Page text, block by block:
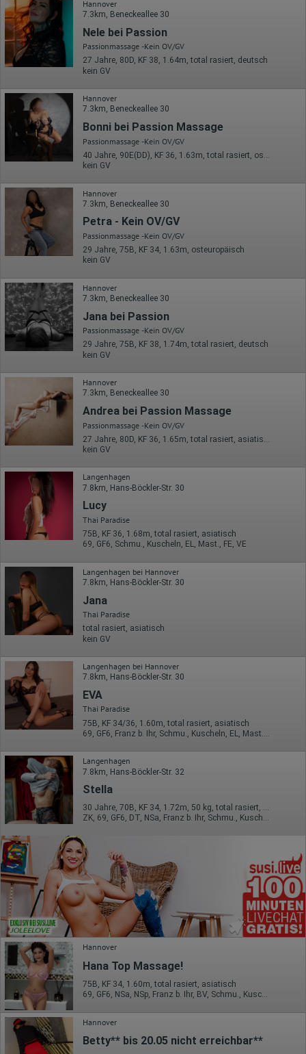
Hannover
7.3km, Beneckeallee 30
Nele bei Passion
Passionmassage -Kein OV/GV
27 Jahre, 80D, KF 38, 1.64m, total rasiert, deutsch
kein GV
Hannover
7.3km, Beneckeallee 30
Bonni bei Passion Massage
Passionmassage -Kein OV/GV
kein GV
Hannover
7.3km, Beneckeallee 30
Petra - Kein OV/GV
Passionmassage -Kein OV/GV
29 Jahre, 75B, KF 34, 1.63m, osteuropäisch
kein GV
Hannover
7.3km, Beneckeallee 30
Jana bei Passion
Passionmassage -Kein OV/GV
29 Jahre, 75B, KF 38, 1.74m, total rasiert, deutsch
kein GV
Hannover
7.3km, Beneckeallee 30
Andrea bei Passion Massage
Passionmassage -Kein OV/GV
kein GV
Langenhagen
7.8km, Hans-Böckler-Str. 30
Lucy
Thai Paradise
75B, KF 36, 1.68m, total rasiert, asiatisch
69, GF6, Schmu., Kuscheln, EL, Mast., FE, VE
Langenhagen bei Hannover
7.8km, Hans-Böckler-Str. 30
Jana
Thai Paradise
total rasiert, asiatisch
kein GV
Langenhagen bei Hannover
7.8km, Hans-Böckler-Str. 30
EVA
Thai Paradise
75B, KF 34/36, 1.60m, total rasiert, asiatisch
69, GF6, Franz b. Ihr, Schmu., Kuscheln, EL, Mast., FE
Langenhagen
7.8km, Hans-Böckler-Str. 32
Stella
30 Jahre, 70B, KF 34, 1.72m, 50 kg, total rasiert, osteuropäisch
ZK, 69, GF6, DT, NSa, Franz b. Ihr, Schmu., Kuscheln
Hannover
Hana Top Massage!
75B, KF 34, 1.60m, total rasiert, asiatisch
69, GF6, NSa, NSp, Franz b. Ihr, BV, Schmu., Kuscheln
Hannover
Betty** bis 20.05 nicht erreichbar**